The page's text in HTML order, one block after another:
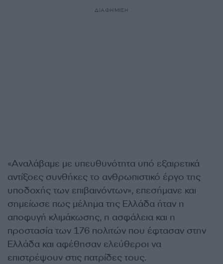
ΔΙΑΦΗΜΙΣΗ
«Αναλάβαμε με υπευθυνότητα υπό εξαιρετικά
αντίξοες συνθήκες το ανθρωπιστικό έργο της
υποδοχής των επιβαινόντων», επεσήμανε και
σημείωσε πως μέλημα της Ελλάδα ήταν η
αποφυγή κλιμάκωσης, η ασφάλεια και η
προστασία των 176 πολιτών που έφτασαν στην
Ελλάδα και αφέθησαν ελεύθεροι να
επιστρέψουν στις πατρίδες τους.